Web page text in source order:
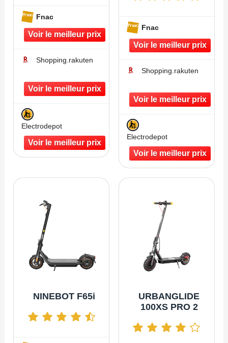
Fnac
Shopping.rakuten
Electrodepot
Fnac
Shopping.rakuten
Electrodepot
NINEBOT F65i
URBANGLIDE
100XS PRO 2